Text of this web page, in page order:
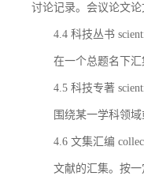
讨论记录。会议论文
4.4 科技丛书
在一个总题名下
4.5 科技专著
围绕某一学科领
4.6 文集汇编
文献的汇集。按